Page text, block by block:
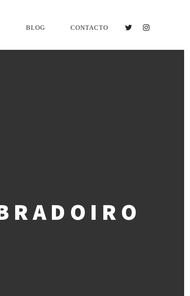
BLOG CONTACTO
TWITTER